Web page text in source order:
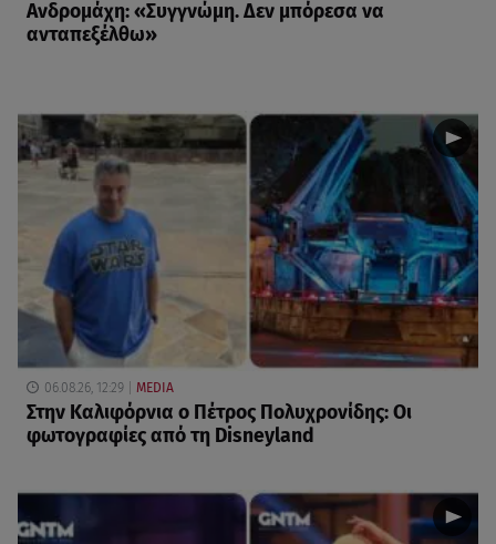
Ανδρομάχη: «Συγγνώμη. Δεν μπόρεσα να
ανταπεξέλθω»
06.08.26, 12:29 MEDIA
Στην Καλιφόρνια ο Πέτρος Πολυχρονίδης: Οι
φωτογραφίες από τη Disneyland